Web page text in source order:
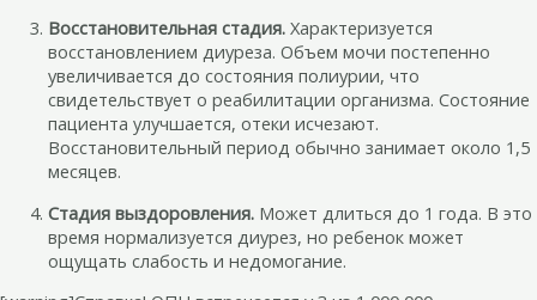
Восстановительная стадия. Характеризуется
восстановлением диуреза. Объем мочи постепенно
увеличивается до состояния полиурии, что
свидетельствует о реабилитации организма. Состояние
пациента улучшается, отеки исчезают.
Восстановительный период обычно занимает около 1,5
месяцев.
Стадия выздоровления. Может длиться до 1 года. В это
время нормализуется диурез, но ребенок может
ощущать слабость и недомогание.